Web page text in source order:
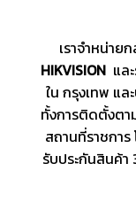
เราจำหน่า
HIKVISIONและ
ใน กรุงเทพ แ
ทั้งการติดตั้งตา
สถานที่ราชกา
รับประกันสินค้